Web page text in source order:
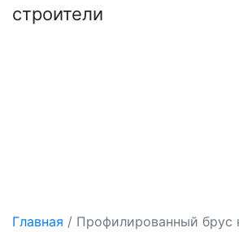
строители
Главная / Профилированный брус